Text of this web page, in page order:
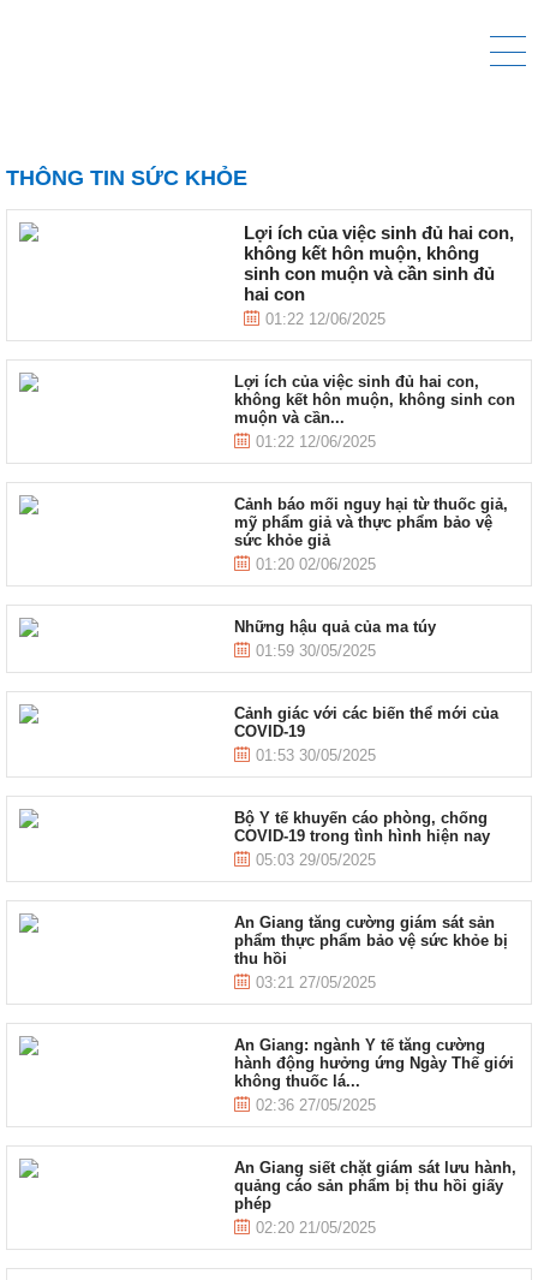
THÔNG TIN SỨC KHỎE
Lợi ích của việc sinh đủ hai con,
không kết hôn muộn, không
sinh con muộn và cần sinh đủ
hai con
01:22 12/06/2025
Lợi ích của việc sinh đủ hai con,
không kết hôn muộn, không sinh con
muộn và cần...
01:22 12/06/2025
Cảnh báo mối nguy hại từ thuốc giả,
mỹ phẩm giả và thực phẩm bảo vệ
sức khỏe giả
01:20 02/06/2025
Những hậu quả của ma túy
01:59 30/05/2025
Cảnh giác với các biến thể mới của
COVID-19
01:53 30/05/2025
Bộ Y tế khuyến cáo phòng, chống
COVID-19 trong tình hình hiện nay
05:03 29/05/2025
An Giang tăng cường giám sát sản
phẩm thực phẩm bảo vệ sức khỏe bị
thu hồi
03:21 27/05/2025
An Giang: ngành Y tế tăng cường
hành động hưởng ứng Ngày Thế giới
không thuốc lá...
02:36 27/05/2025
An Giang siết chặt giám sát lưu hành,
quảng cáo sản phẩm bị thu hồi giấy
phép
02:20 21/05/2025